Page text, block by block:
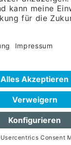
max. 42 ct/min)
(FAQ)